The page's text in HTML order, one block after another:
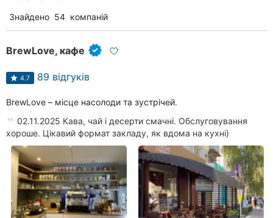
Знайдено 54 компаній
BrewLove, кафе
4.7 89 відгуків
BrewLove – місце насолоди та зустрічей.
02.11.2025 Кава, чай і десерти смачні. Обслуговування
хороше. Цікавий формат закладу, як вдома на кухні)